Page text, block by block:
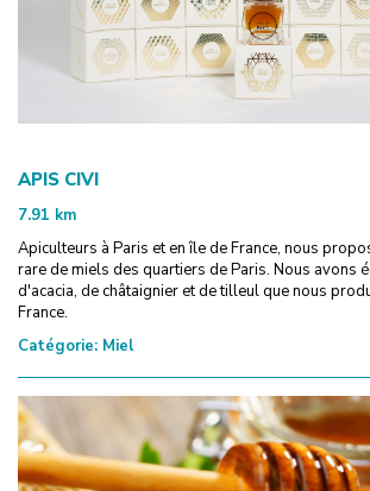
APIS CIVI
7.91 km
Apiculteurs à Paris et en île de France, nous
rare de miels des quartiers de Paris. Nous avons
d'acacia, de châtaignier et de tilleul que nous
France.
Catégorie: Miel